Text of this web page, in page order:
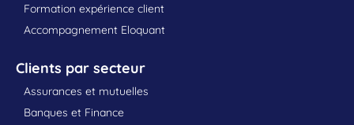
Formation expérience client
Accompagnement Eloquant
Clients par secteur
Assurances et mutuelles
Banques et Finance